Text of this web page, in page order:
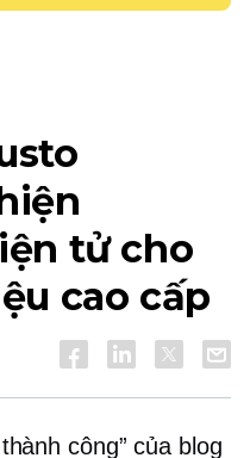
tử cho
cao cấp
công” của blog